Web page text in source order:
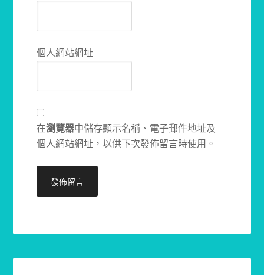
個人網站網址
在瀏覽器中儲存顯示名稱、電子郵件地址及
個人網站網址，以供下次發佈留言時使用。